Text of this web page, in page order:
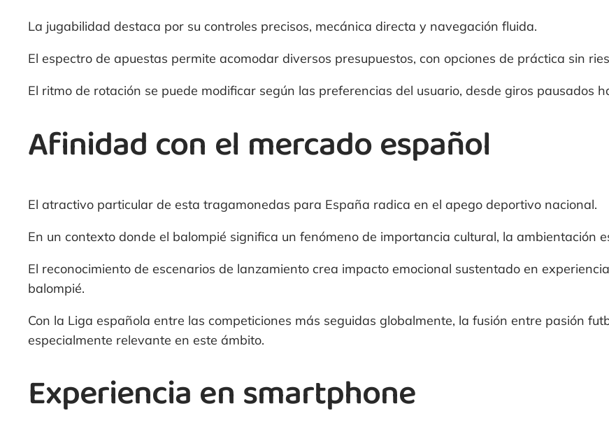
La jugabilidad destaca por su controles precisos, mecánica directa y navegación fluida.
El espectro de apuestas permite acomodar diversos presupuestos, con opciones de práctica sin
El ritmo de rotación se puede modificar según las preferencias del usuario, desde giros pausados
Afinidad con el mercado español
El atractivo particular de esta tragamonedas para España radica en el apego deportivo nacional.
En un contexto donde el balompié significa un fenómeno de importancia cultural, la ambientación
El reconocimiento de escenarios de lanzamiento crea impacto emocional sustentado en
balompié.
Con la Liga española entre las competiciones más seguidas globalmente, la fusión entre pasión
especialmente relevante en este ámbito.
Experiencia en smartphone